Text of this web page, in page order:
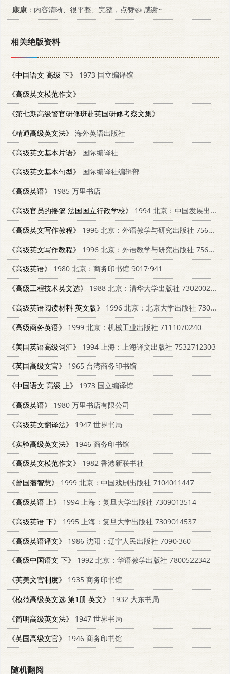
康康 ：内容清晰、很平整、完整，点赞👍 感谢~
相关绝版资料
《中国语文 高级 下》
1973 国立编译馆
《高级英文模范作文》
《第七期高级警官研修班赴英国研修考察文集》
《精通高级英文法》
海外英语出版社
《高级英文基本片语》
国际编译社
《高级英文基本句型》
国际编译社编辑部
《高级英语》
1985 万里书店
《高级官员的摇篮 法国国立行政学校》
1994 北京：中国发展出版社 7800871509
《高级英文写作教程》
1996 北京：外语教学与研究出版社 756001027X
《高级英文写作教程》
1996 北京：外语教学与研究出版社 7560010288
《高级英语》
1980 北京：商务印书馆 9017·941
《高级工程技术英文选》 1988 北京：清华大学出版社 7302002258
《高级英语阅读材料 英文版》
1996 北京：北京大学出版社 7301022972
《高级商务英语》
1999 北京：机械工业出版社 7111070240
《美国英语高级词汇》
1994 上海：上海译文出版社 7532712303
《英国高级文官》
1965 台湾商务印书馆
《中国语文 高级 上》
1973 国立编译馆
《高级英语》
1980 万里书店有限公司
《高级英文翻译法》
1947 世界书局
《实验高级英文法》
1946 商务印书馆
《高级英文模范作文》
1982 香港新联书社
《曾国藩智慧》
1999 北京：中国戏剧出版社 7104011447
《高级英语 上》
1994 上海：复旦大学出版社 7309013514
《高级英语 下》
1995 上海：复旦大学出版社 7309014537
《高级英语译文》
1986 沈阳：辽宁人民出版社 7090·360
《高级中国语文 下》
1992 北京：华语教学出版社 7800522342
《英美文官制度》
1935 商务印书馆
《模范高级英文选 第1册 英文》
1932 大东书局
《简明高级英文法》
1947 世界书局
《英国高级文官》
1946 商务印书馆
随机翻阅